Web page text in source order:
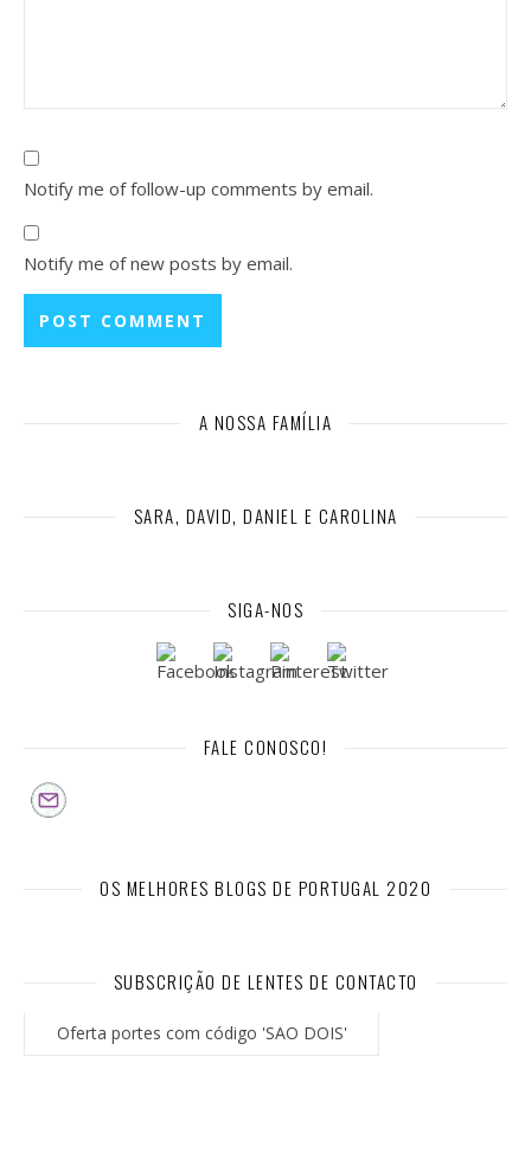
Notify me of follow-up comments by email.
Notify me of new posts by email.
A NOSSA FAMÍLIA
SARA, DAVID, DANIEL E CAROLINA
SIGA-NOS
FALE CONOSCO!
OS MELHORES BLOGS DE PORTUGAL 2020
SUBSCRIÇÃO DE LENTES DE CONTACTO
Oferta portes com código 'SAO DOIS'